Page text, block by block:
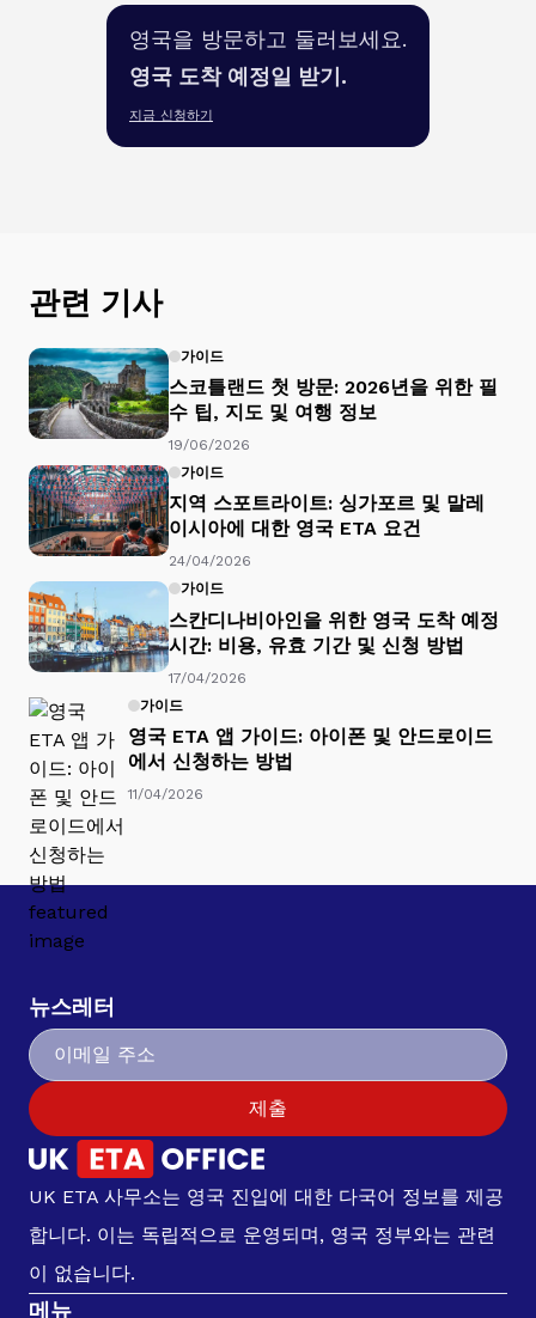
영국을 방문하고 둘러보세요.
영국 도착 예정일 받기.
지금 신청하기
관련 기사
가이드
스코틀랜드 첫 방문: 2026년을 위한 필
수 팁, 지도 및 여행 정보
19/06/2026
가이드
지역 스포트라이트: 싱가포르 및 말레
이시아에 대한 영국 ETA 요건
24/04/2026
가이드
스칸디나비아인을 위한 영국 도착 예정
시간: 비용, 유효 기간 및 신청 방법
17/04/2026
가이드
영국 ETA 앱 가이드: 아이폰 및 안드로이드
에서 신청하는 방법
11/04/2026
뉴스레터
제출
UK ETA 사무소는 영국 진입에 대한 다국어 정보를 제공
합니다. 이는 독립적으로 운영되며, 영국 정부와는 관련
이 없습니다.
메뉴